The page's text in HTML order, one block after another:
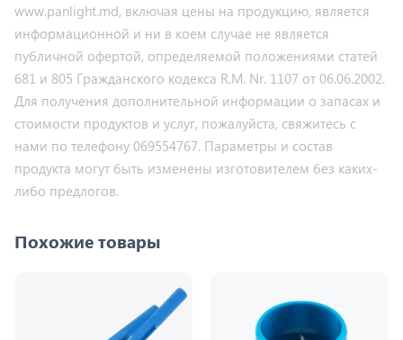
www.panlight.md, включая цены на продукцию, является
информационной и ни в коем случае не является
публичной офертой, определяемой положениями статей
681 и 805 Гражданского кодекса R.M. Nr. 1107 от 06.06.2002.
Для получения дополнительной информации о запасах и
стоимости продуктов и услуг, пожалуйста, свяжитесь с
нами по телефону 069554767. Параметры и состав
продукта могут быть изменены изготовителем без каких-
либо предлогов.
Похожие товары